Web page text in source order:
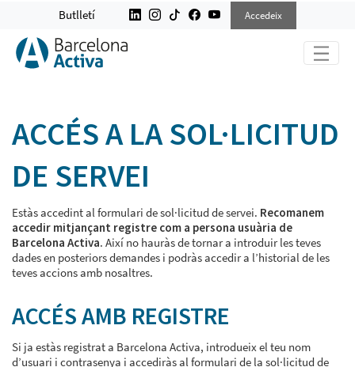
ACCEDEIX A SERVEIS
Butlletí Accedeix
ACCÉS A LA SOL·LICITUD
DE SERVEI
Estàs accedint al formulari de sol·licitud de servei. Recomanem
accedir mitjançant registre com a persona usuària de
Barcelona Activa. Així no hauràs de tornar a introduir les teves
dades en posteriors demandes i podràs accedir a l’historial de les
teves accions amb nosaltres.
ACCÉS AMB REGISTRE
Si ja estàs registrat a Barcelona Activa, introdueix el teu nom
d’usuari i contrasenya i accediràs al formulari de la sol·licitud de